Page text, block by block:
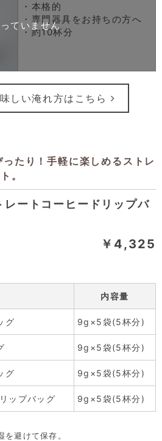
レートコーヒードリップバ
￥4,325
内容量
グ 9g×5袋(5杯分)
9g×5袋(5杯分)
グ 9g×5袋(5杯分)
ップバッグ 9g×5袋(5杯分)
避けて保存。
・本格的
・専門器具をお持ちの方へ
・約10杯分
しい淹れ方はこちら